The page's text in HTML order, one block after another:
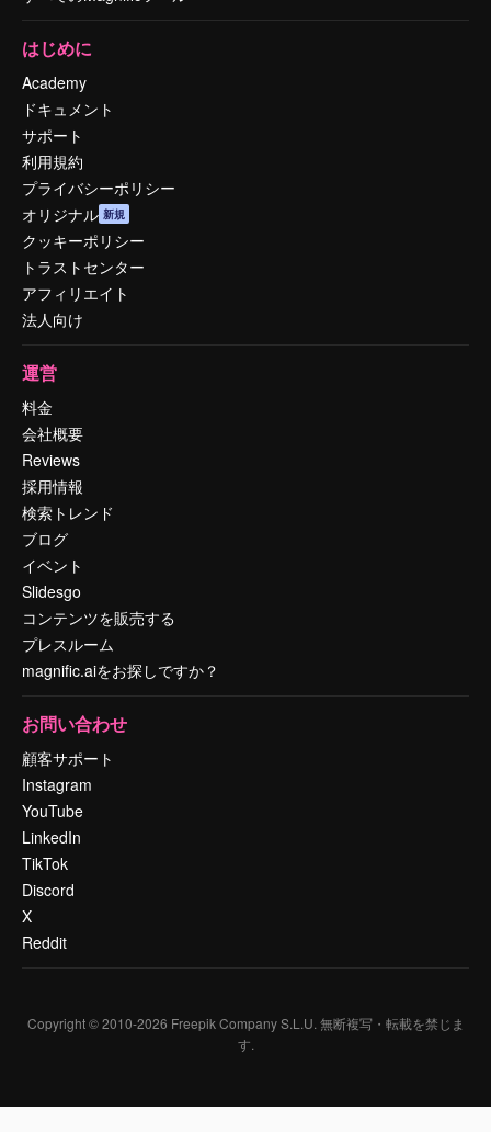
はじめに
Academy
ドキュメント
サポート
利用規約
プライバシーポリシー
オリジナル 新規
クッキーポリシー
トラストセンター
アフィリエイト
法人向け
運営
料金
会社概要
Reviews
採用情報
検索トレンド
ブログ
イベント
Slidesgo
コンテンツを販売する
プレスルーム
magnific.aiをお探しですか？
お問い合わせ
顧客サポート
Instagram
YouTube
LinkedIn
TikTok
Discord
X
Reddit
Copyright © 2010-2026 Freepik Company S.L.U. 無断複写・転載を禁じま
す.